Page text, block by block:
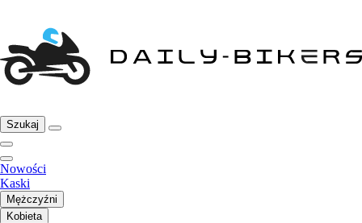
Szukaj
Nowości
Kaski
Mężczyźni
Kobieta